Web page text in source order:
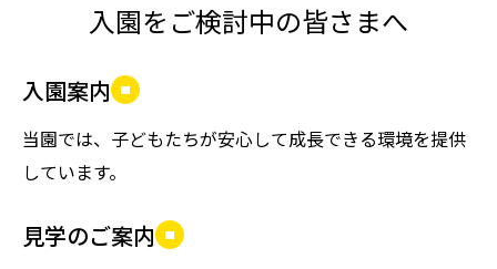
入園をご検討中の皆さまへ
入園案内
当園では、子どもたちが安心して成長できる環境を提供
しています。
見学のご案内